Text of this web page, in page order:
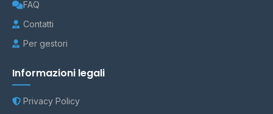
FAQ
Contatti
Per gestori
Informazioni legali
Privacy Policy